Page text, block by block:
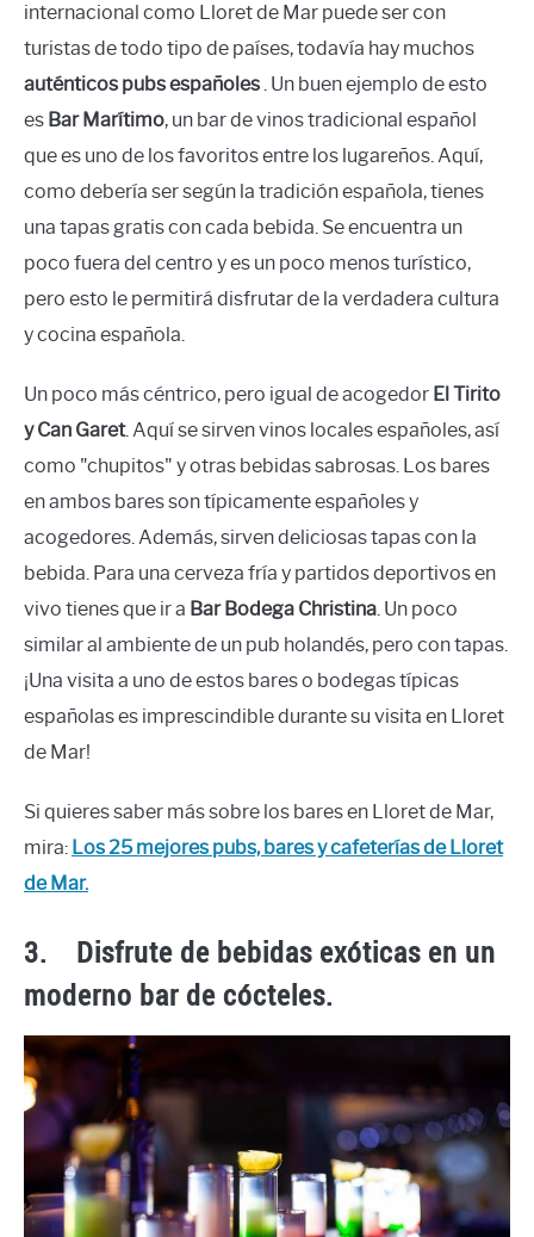
internacional como Lloret de Mar puede ser con
turistas de todo tipo de países, todavía hay muchos
auténticos pubs españoles. Un buen ejemplo de esto
es Bar Marítimo, un bar de vinos tradicional español
que es uno de los favoritos entre los lugareños. Aquí,
como debería ser según la tradición española, tienes
una tapas gratis con cada bebida. Se encuentra un
poco fuera del centro y es un poco menos turístico,
pero esto le permitirá disfrutar de la verdadera cultura
y cocina española.
Un poco más céntrico, pero igual de acogedor El Tirito
y Can Garet. Aquí se sirven vinos locales españoles, así
como "chupitos" y otras bebidas sabrosas. Los bares
en ambos bares son típicamente españoles y
acogedores. Además, sirven deliciosas tapas con la
bebida. Para una cerveza fría y partidos deportivos en
vivo tienes que ir a Bar Bodega Christina. Un poco
similar al ambiente de un pub holandés, pero con tapas.
¡Una visita a uno de estos bares o bodegas típicas
españolas es imprescindible durante su visita en Lloret
de Mar!
Si quieres saber más sobre los bares en Lloret de Mar,
mira: Los 25 mejores pubs, bares y cafeterías de Lloret
de Mar.
3. Disfrute de bebidas exóticas en un
moderno bar de cócteles.